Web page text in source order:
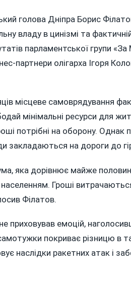
голова Дніпра Борис
владу в цинізмі та
парламентської групи «За
партнери олігарха Ігоря
місцеве самоврядування
мінімальні ресурси для
потрібні на оборону. Однак
закладаються на дороги до
яка дорівнює майже
Гроші
Філатов.
приховував емоцій,
покриває різницю в
наслідки ракетних атак і